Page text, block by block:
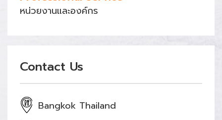
หน่วยงานและองค์กร
Contact Us
Bangkok Thailand